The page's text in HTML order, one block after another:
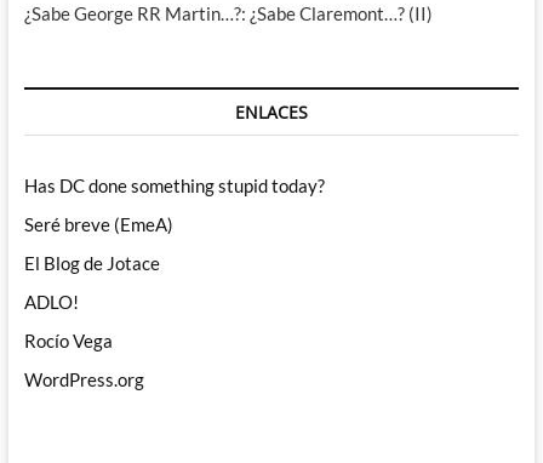
¿Sabe George RR Martin…?: ¿Sabe Claremont…? (II)
ENLACES
Has DC done something stupid today?
Seré breve (EmeA)
El Blog de Jotace
ADLO!
Rocío Vega
WordPress.org